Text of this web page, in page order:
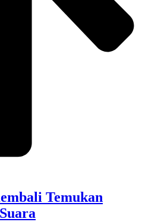
Temukan